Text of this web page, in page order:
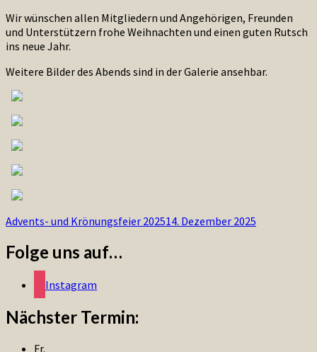
Wir wünschen allen Mitgliedern und Angehörigen, Freunden
und Unterstützern frohe Weihnachten und einen guten Rutsch
ins neue Jahr.
Weitere Bilder des Abends sind in der Galerie ansehbar.
Advents- und Krönungsfeier 202514. Dezember 2025
Folge uns auf…
Instagram
Nächster Termin:
Fr.